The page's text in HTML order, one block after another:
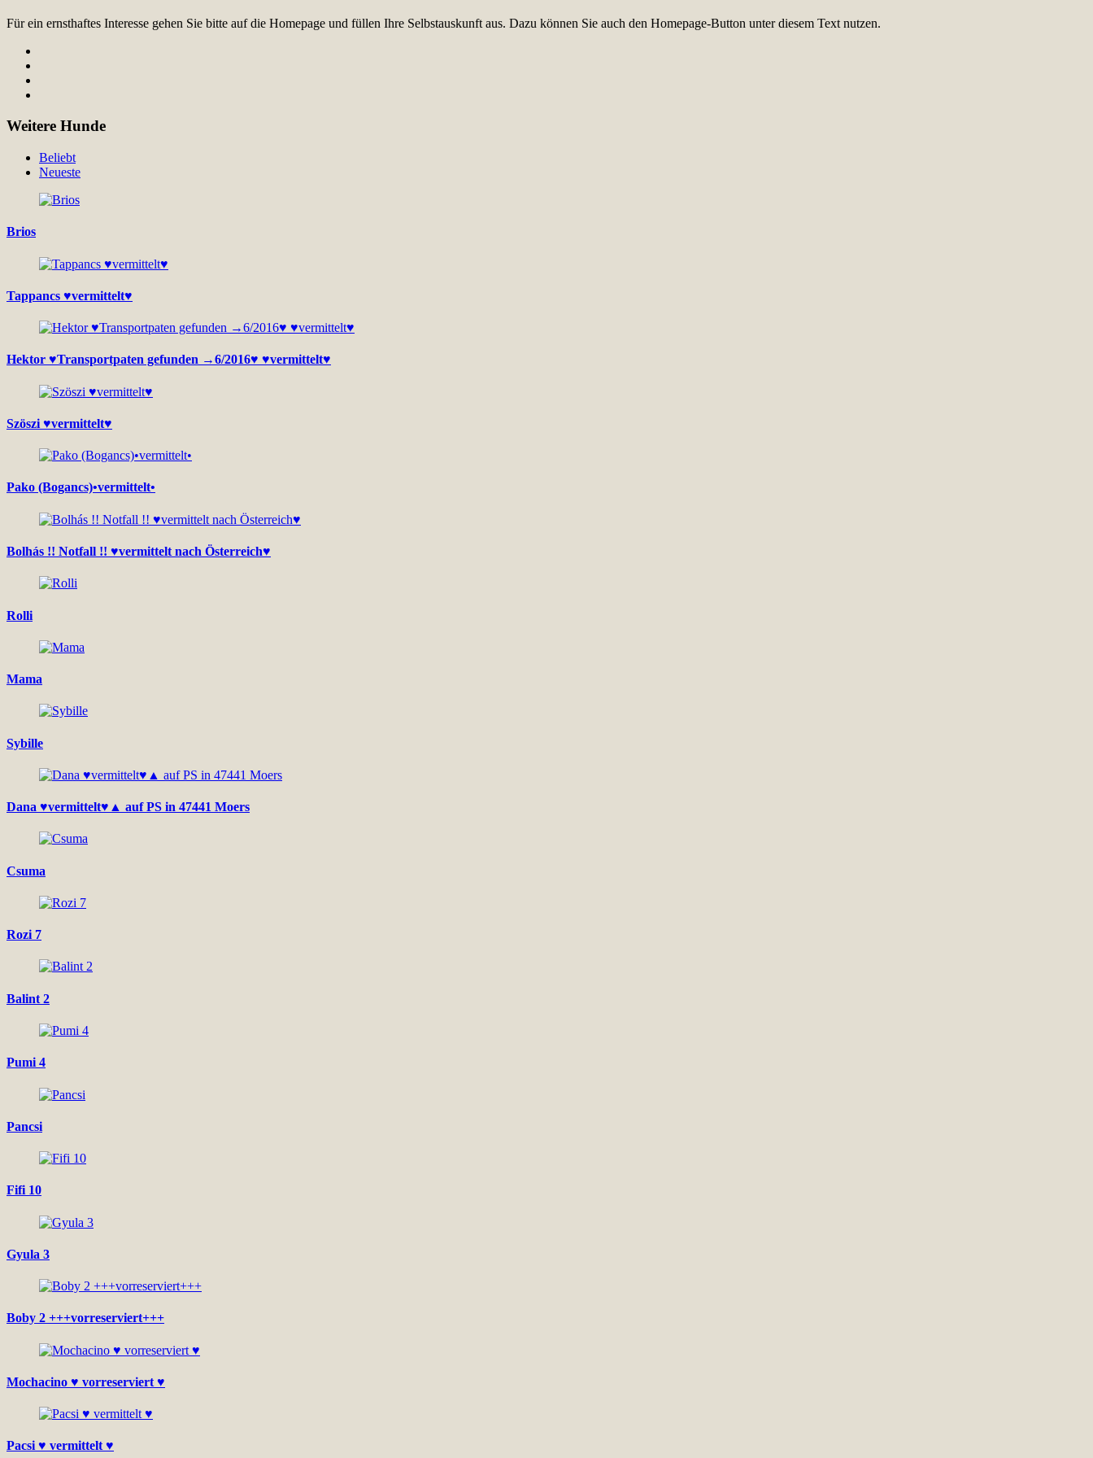
Für ein ernsthaftes Interesse gehen Sie bitte auf die Homepage und füllen Ihre Selbstauskunft aus. Dazu können Sie auch den Homepage-Button unter diesem Text nutzen.
Weitere Hunde
Beliebt
Neueste
Brios
Tappancs ♥vermittelt♥
Hektor ♥Transportpaten gefunden →6/2016♥ ♥vermittelt♥
Szöszi ♥vermittelt♥
Pako (Bogancs)•vermittelt•
Bolhás !! Notfall !! ♥vermittelt nach Österreich♥
Rolli
Mama
Sybille
Dana ♥vermittelt♥▲ auf PS in 47441 Moers
Csuma
Rozi 7
Balint 2
Pumi 4
Pancsi
Fifi 10
Gyula 3
Boby 2 +++vorreserviert+++
Mochacino ♥ vorreserviert ♥
Pacsi ♥ vermittelt ♥